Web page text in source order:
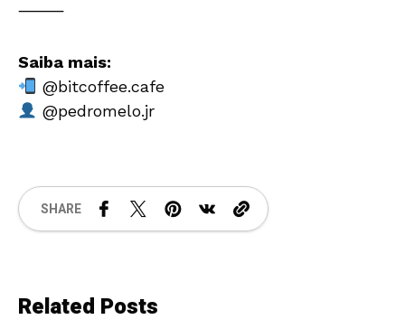
⸻
Saiba mais:
@bitcoffee.cafe
@pedromelo.jr
SHARE
Related Posts